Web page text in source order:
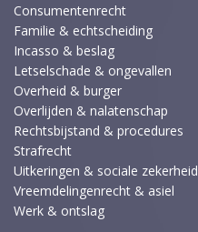
Consumentenrecht
Familie & echtscheiding
Incasso & beslag
Letselschade & ongevallen
Overheid & burger
Overlijden & nalatenschap
Rechtsbijstand & procedures
Strafrecht
Uitkeringen & sociale zekerheid
Vreemdelingenrecht & asiel
Werk & ontslag